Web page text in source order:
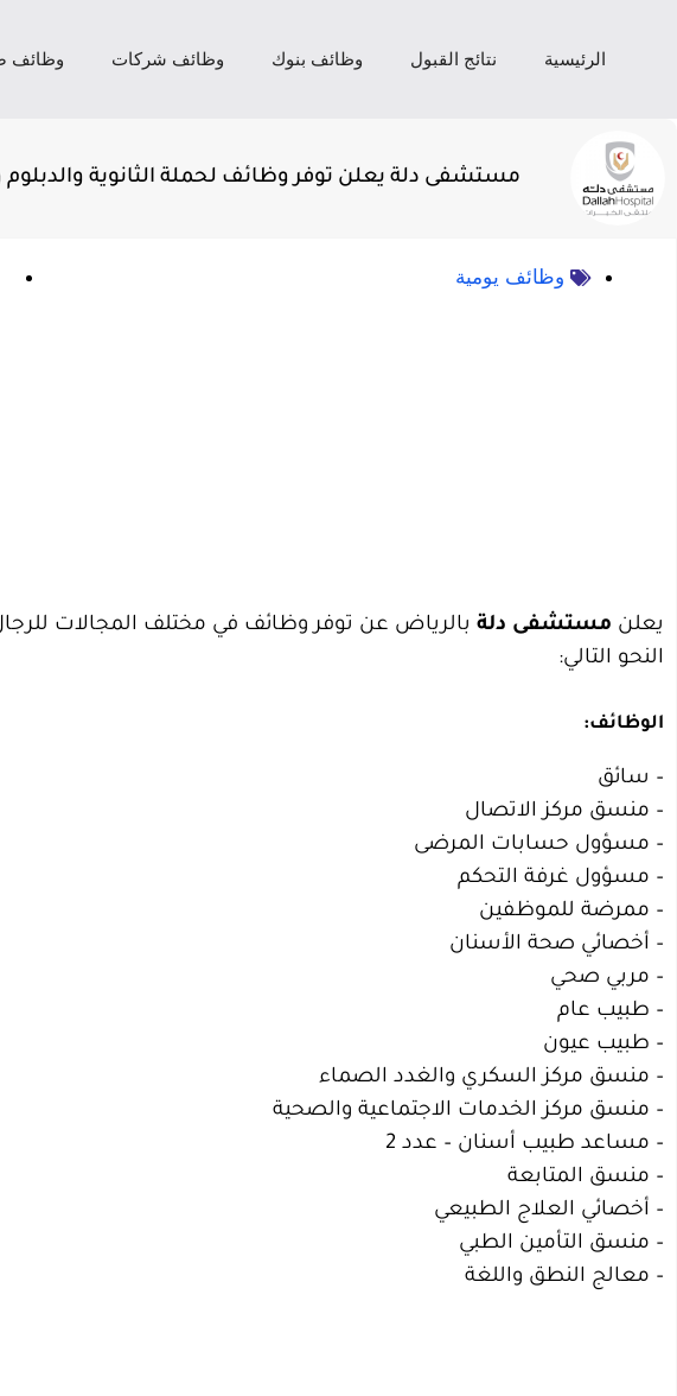
الرئيسية نتائج القبول وظائف بنوك وظائف شركات وظائف
مستشفى دلة يعلن توفر وظائف لحملة الثانوية والدبلوم
وظائف يومية
يعلن مستشفى دلة بالرياض عن توفر وظائف في مختلف المجالات
النحو التالي:
الوظائف:
– سائق
– منسق مركز الاتصال
– مسؤول حسابات المرضى
– مسؤول غرفة التحكم
– ممرضة للموظفين
– أخصائي صحة الأسنان
– مربي صحي
– طبيب عام
– طبيب عيون
– منسق مركز السكري والغدد الصماء
– منسق مركز الخدمات الاجتماعية والصحية
– مساعد طبيب أسنان – عدد 2
– منسق المتابعة
– أخصائي العلاج الطبيعي
– منسق التأمين الطبي
– معالج النطق واللغة